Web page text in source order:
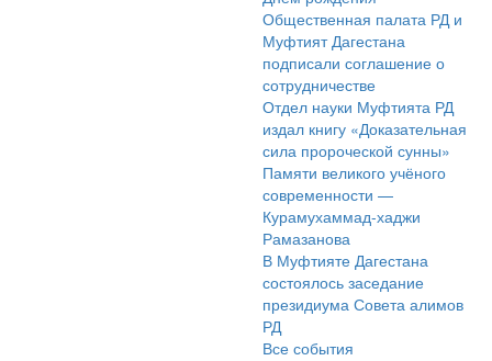
Общественная палата РД и
Муфтият Дагестана
подписали соглашение о
сотрудничестве
Отдел науки Муфтията РД
издал книгу «Доказательная
сила пророческой сунны»
Памяти великого учёного
современности —
Курамухаммад-хаджи
Рамазанова
В Муфтияте Дагестана
состоялось заседание
президиума Совета алимов
РД
Все события